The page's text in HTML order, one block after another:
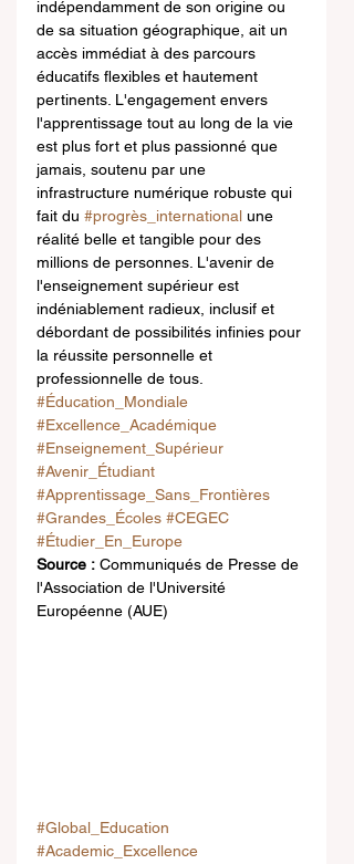
indépendamment de son origine ou
de sa situation géographique, ait un
accès immédiat à des parcours
éducatifs flexibles et hautement
pertinents. L'engagement envers
l'apprentissage tout au long de la vie
est plus fort et plus passionné que
jamais, soutenu par une
infrastructure numérique robuste qui
fait du #progrès_international une
réalité belle et tangible pour des
millions de personnes. L'avenir de
l'enseignement supérieur est
indéniablement radieux, inclusif et
débordant de possibilités infinies pour
la réussite personnelle et
professionnelle de tous.
#Éducation_Mondiale
#Excellence_Académique
#Enseignement_Supérieur
#Avenir_Étudiant
#Apprentissage_Sans_Frontières
#Grandes_Écoles #CEGEC
#Étudier_En_Europe
Source : Communiqués de Presse de
l'Association de l'Université
Européenne (AUE)
#Global_Education
#Academic_Excellence